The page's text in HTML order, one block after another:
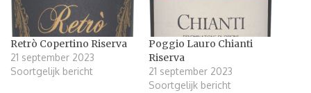
Retrò Copertino Riserva
21 september 2023
Soortgelijk bericht
Poggio Lauro Chianti
Riserva
21 september 2023
Soortgelijk bericht